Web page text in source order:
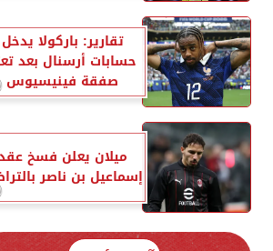
تقارير: باركولا يدخل
حسابات أرسنال بعد
صفقة فينيسيوس
ميلان يعلن فسخ
إسماعيل بن ناصر